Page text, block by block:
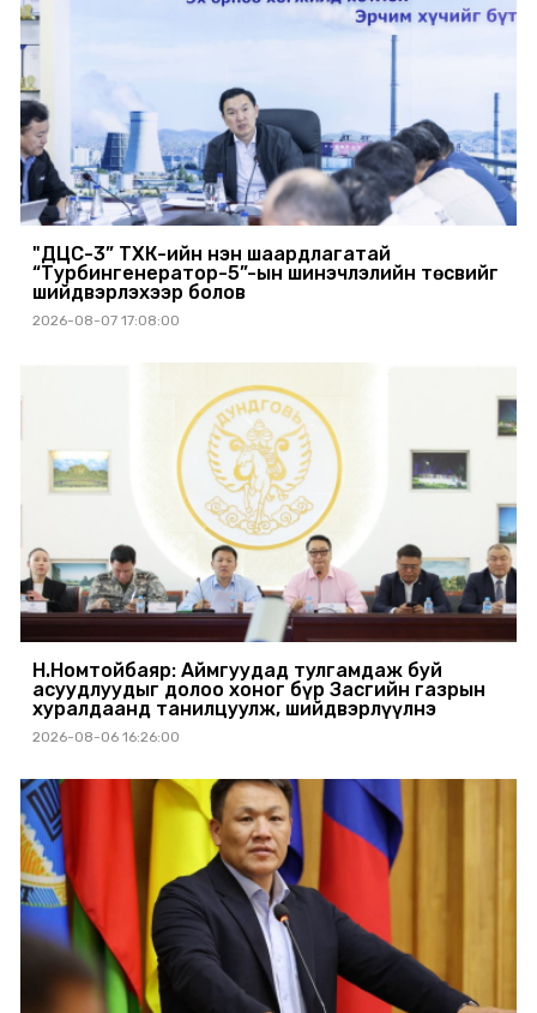
"ДЦС-3” ТӨХК-ийн нэн шаардлагатай
“Турбингенератор-5”-ын шинэчлэлийн төсвийг
шийдвэрлэхээр болов
2026-08-07 17:08:00
Н.Номтойбаяр: Аймгуудад тулгамдаж буй
асуудлуудыг долоо хоног бүр Засгийн газрын
хуралдаанд танилцуулж, шийдвэрлүүлнэ
2026-08-06 16:26:00